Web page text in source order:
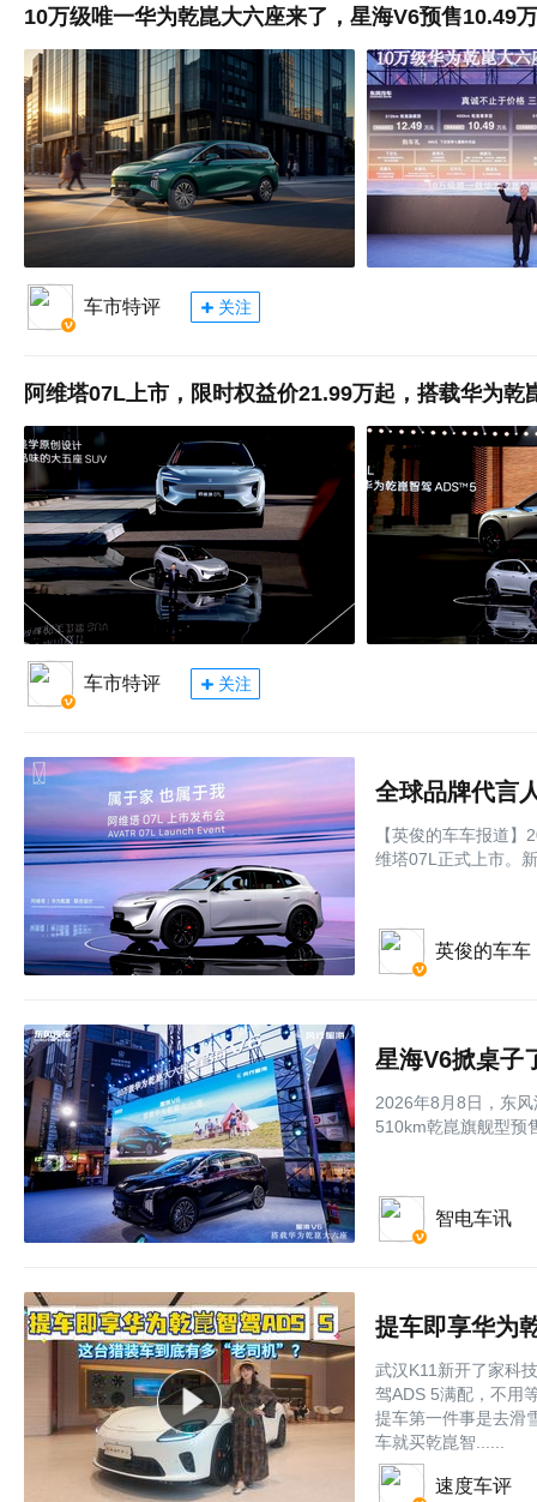
10万级唯一华为乾崑大六座来了，星海V6预售10.49
车市特评 关注
阿维塔07L上市，限时权益价21.99万起，搭载华为
车市特评 关注
【英俊的车车报道
维塔07L正式上市。
英俊的车车
星海V6掀桌子
2026年8月8日，东
510km乾崑旗舰型预
智电车讯
提车即享华为
武汉K11新开了家科
驾ADS 5满配，不用
提车第一件事是去滑
车就买乾崑智......
速度车评